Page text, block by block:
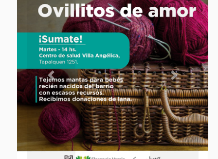
Previous Next